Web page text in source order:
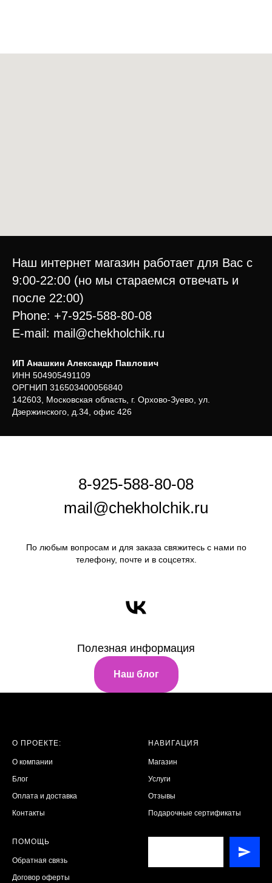
Наш интернет магазин работает для Вас с
9:00-22:00 (но мы стараемся отвечать и
после 22:00)
Phone: +7-925-588-80-08
E-mail: mail@chekholchik.ru
ИП Анашкин Александр Павлович
ИНН 504905491109
ОРГНИП 316503400056840
142603, Московская область, г. Орхово-Зуево, ул.
Дзержинского, д.34, офис 426
8-925-588-80-08
mail@chekholchik.ru
По любым вопросам и для заказа свяжитесь с нами по
телефону, почте и в соцсетях.
Полезная информация
Наш блог
О ПРОЕКТЕ:
О компании
Блог
Оплата и доставка
Контакты
НАВИГАЦИЯ
Магазин
Услуги
Отзывы
Подарочные сертификаты
ПОМОЩЬ
Обратная связь
Договор оферты